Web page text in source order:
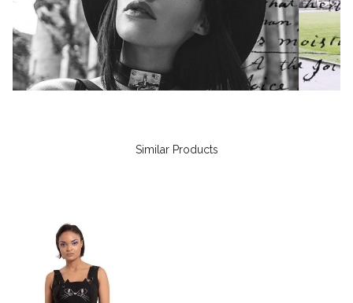
Similar Products